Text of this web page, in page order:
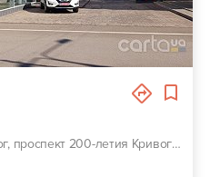
г. Кривой Рог, проспект 200-летия Кривого Рога, 24д